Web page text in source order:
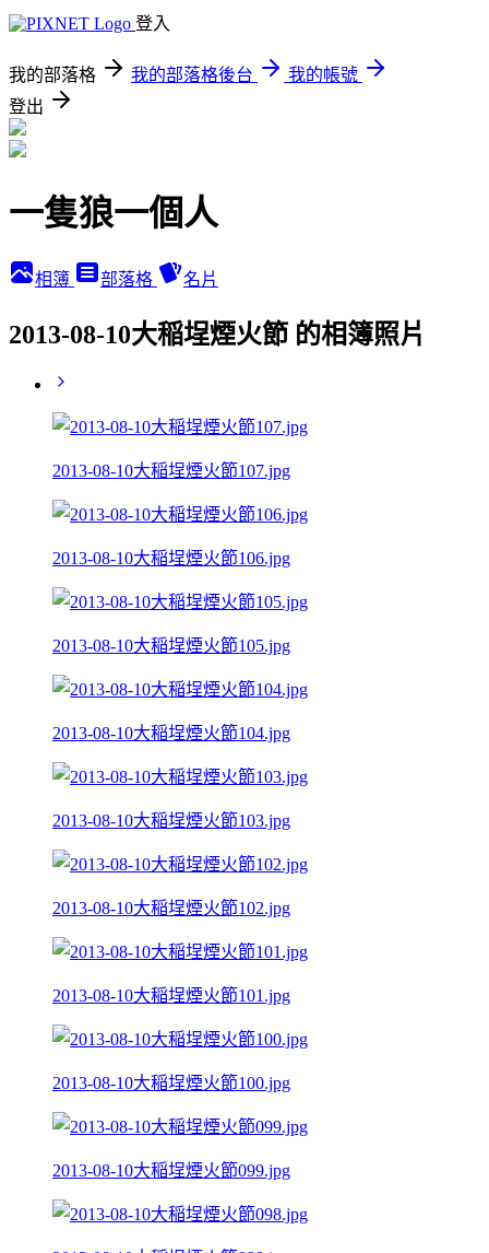
登入
我的部落格 我的部落格後台
我的帳號
登出
一隻狼一個人
相簿 部落格 名片
2013-08-10大稲埕煙火節 的相簿照片
2013-08-10大稲埕煙火節107.jpg
2013-08-10大稲埕煙火節106.jpg
2013-08-10大稲埕煙火節105.jpg
2013-08-10大稲埕煙火節104.jpg
2013-08-10大稲埕煙火節103.jpg
2013-08-10大稲埕煙火節102.jpg
2013-08-10大稲埕煙火節101.jpg
2013-08-10大稲埕煙火節100.jpg
2013-08-10大稲埕煙火節099.jpg